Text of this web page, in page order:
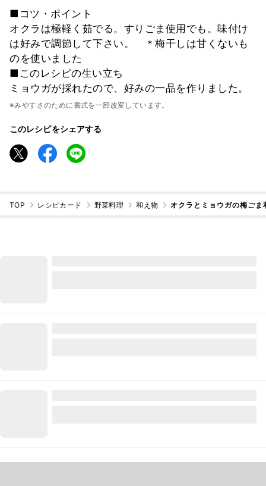
■コツ・ポイント
オクラは極軽く茹でる。すりごま使用でも。味付け
は好みで調節して下さい。 ＊梅干しは甘くないも
のを使いました
■このレシピの生い立ち
ミョウガが採れたので、好みの一品を作りました。
※みやすさのために書式を一部改変しています。
このレシピをシェアする
TOP レシピカード 野菜料理 和え物 オクラとミョウガの梅ごま